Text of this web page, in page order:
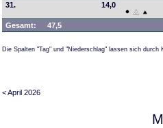
31.
14,0
Gesamt: 47,5
Die Spalten "Tag" und "Niederschlag" lassen sich durch
< April 2026